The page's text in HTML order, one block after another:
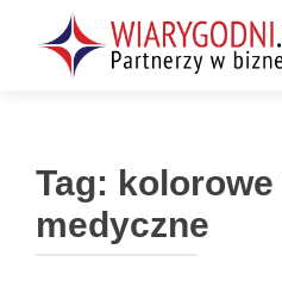
Tag:
medyczne